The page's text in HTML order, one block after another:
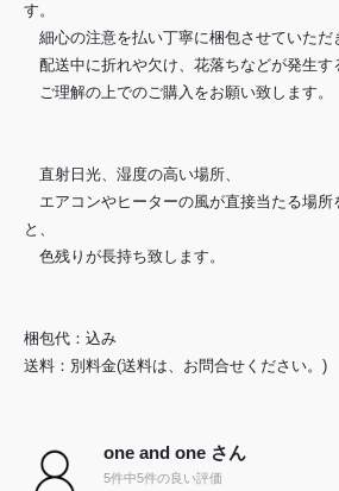
す。
細心の注意を払い丁寧に梱包させていただ
配送中に折れや欠け、花落ちなどが発生す
ご理解の上でのご購入をお願い致します。
直射日光、湿度の高い場所、
エアコンやヒーターの風が直接当たる場所
と、
色残りが長持ち致します。
梱包代：込み
送料：別料金(送料は、お問合せください。)
one and one さん
5件中5件の良い評価